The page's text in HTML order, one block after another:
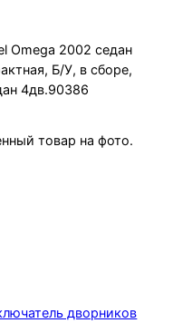
Omega 2002 седан
Б/У, в сборе,
4дв.90386
товар на фото.
дворников